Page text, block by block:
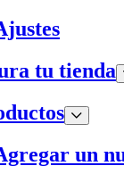
tu tienda
un